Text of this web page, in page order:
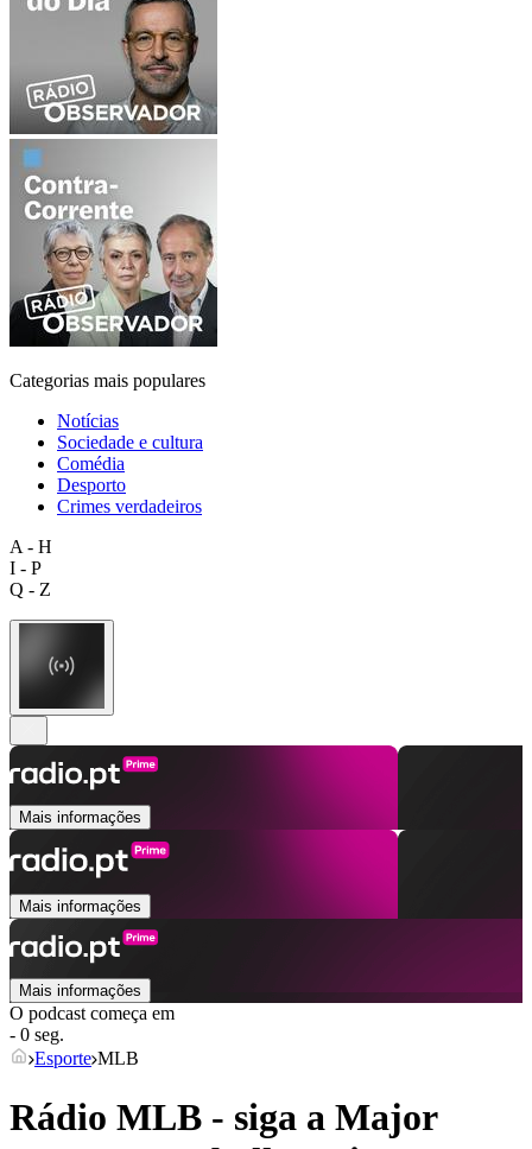
Categorias mais populares
Notícias
Sociedade e cultura
Comédia
Desporto
Crimes verdadeiros
A - H
I - P
Q - Z
Mais informações
Mais informações
Mais informações
O podcast começa em
- 0 seg.
Esporte MLB
Rádio MLB - siga a Major